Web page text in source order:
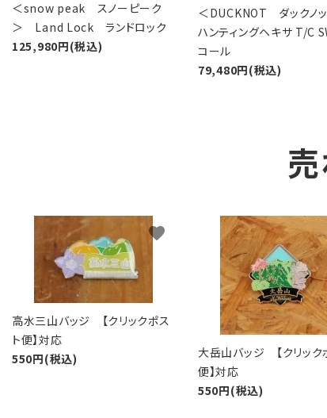
＜snow peak スノーピーク
＞ Land Lock ランドロック
125,980円(税込)
＜DUCKNOT ダックノ
ハンティングヘキサ T/C
コール
79,480円(税込)
高水三山バッジ 【クリックポス
ト便】対応
550円(税込)
favorite
大岳山バッジ 【クリック
便】対応
550円(税込)